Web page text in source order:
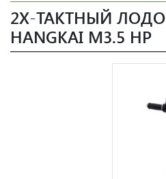
2Х-ТАКТНЫЙ
HANGKAI M3.5 HP